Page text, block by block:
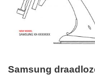
Samsung